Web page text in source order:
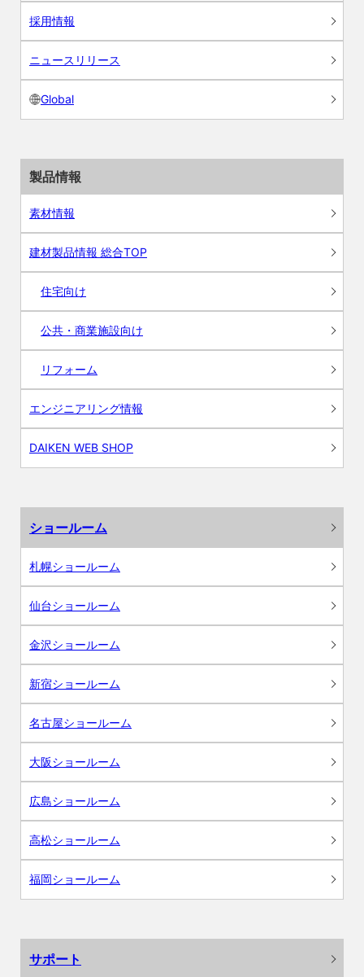
採用情報
ニュースリリース
Global
製品情報
素材情報
建材製品情報 総合TOP
住宅向け
公共・商業施設向け
リフォーム
エンジニアリング情報
DAIKEN WEB SHOP
ショールーム
札幌ショールーム
仙台ショールーム
金沢ショールーム
新宿ショールーム
名古屋ショールーム
大阪ショールーム
広島ショールーム
高松ショールーム
福岡ショールーム
サポート